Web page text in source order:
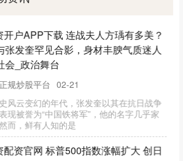
台 邦达亚洲:美联储释放鹰派信号
收跌
户 02-04
美国政府周三发布的数据显示，5月新屋开
环比大幅下降9.8%至125.6万套，为2020
的
网平台 重启嘴哥谈判，湖人再获B计
送3换1交易方案：首轮换奇兵